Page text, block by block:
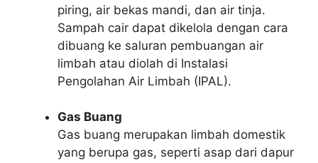
piring, air bekas mandi, dan air tinja.
Sampah cair dapat dikelola dengan cara
dibuang ke saluran pembuangan air
limbah atau diolah di Instalasi
Pengolahan Air Limbah (IPAL).
Gas Buang
Gas buang merupakan limbah domestik
yang berupa gas, seperti asap dari dapur